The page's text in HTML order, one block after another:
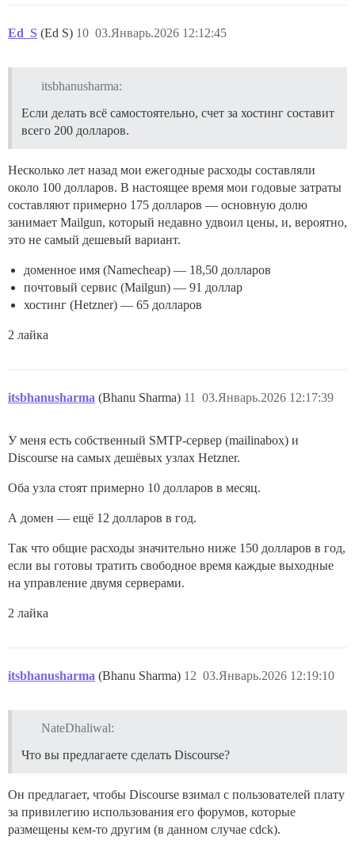
Ed_S (Ed S) 03.Январь.2026 12:12:45
10
itsbhanusharma:
Если делать всё самостоятельно, счет за хостинг составит
всего 200 долларов.
Несколько лет назад мои ежегодные расходы составляли
около 100 долларов. В настоящее время мои годовые затраты
составляют примерно 175 долларов — основную долю
занимает Mailgun, который недавно удвоил цены, и, вероятно,
это не самый дешевый вариант.
доменное имя (Namecheap) — 18,50 долларов
почтовый сервис (Mailgun) — 91 доллар
хостинг (Hetzner) — 65 долларов
2 лайка
itsbhanusharma (Bhanu Sharma) 03.Январь.2026 12:17:39
11
У меня есть собственный SMTP-сервер (mailinabox) и
Discourse на самых дешёвых узлах Hetzner.
Оба узла стоят примерно 10 долларов в месяц.
А домен — ещё 12 долларов в год.
Так что общие расходы значительно ниже 150 долларов в год,
если вы готовы тратить свободное время каждые выходные
на управление двумя серверами.
2 лайка
itsbhanusharma (Bhanu Sharma) 03.Январь.2026 12:19:10
12
NateDhaliwal:
Что вы предлагаете сделать Discourse?
Он предлагает, чтобы Discourse взимал с пользователей плату
за привилегию использования его форумов, которые
размещены кем-то другим (в данном случае cdck).